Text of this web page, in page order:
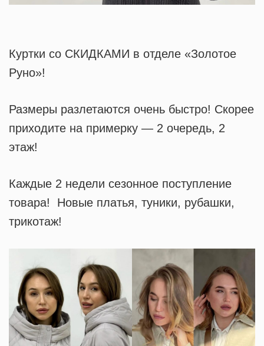
Куртки со СКИДКАМИ в отделе «Золотое
Руно»!
Размеры разлетаются очень быстро! Скорее
приходите на примерку — 2 очередь, 2
этаж!
Каждые 2 недели сезонное поступление
товара! Новые платья, туники, рубашки,
трикотаж!